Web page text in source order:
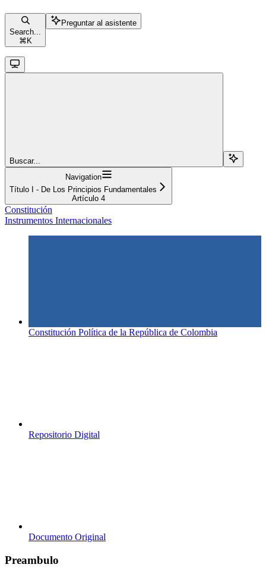
Search...
⌘ K
Preguntar al asistente
Buscar...
Navigation
Título I - De Los Principios Fundamentales
Artículo 4
Constitución
Instrumentos Internacionales
Constitución Política de la República de Colombia
Repositorio Digital
Documento Original
Preambulo